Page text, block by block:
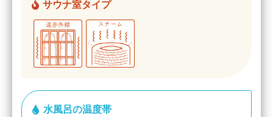
サウナ室タイプ
水風呂の温度帯